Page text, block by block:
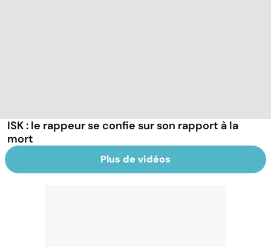
ISK : le rappeur se confie sur son rapport à la
mort
Plus de vidéos